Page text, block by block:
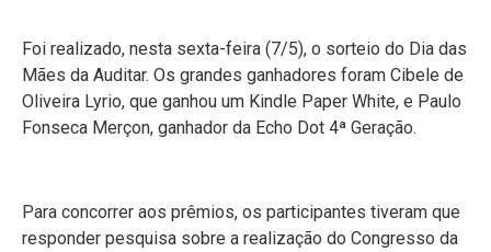
Foi realizado, nesta sexta-feira (7/5), o sorteio do Dia das
Mães da Auditar. Os grandes ganhadores foram Cibele de
Oliveira Lyrio, que ganhou um Kindle Paper White, e Paulo
Fonseca Merçon, ganhador da Echo Dot 4ª Geração.
Para concorrer aos prêmios, os participantes tiveram que
responder pesquisa sobre a realização do Congresso da